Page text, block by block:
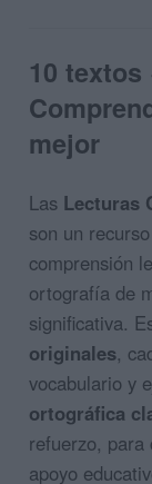
10 textos
mejor
Las Lecturas
son un
comprensión
ortografía de
significativa.
originales,
vocabulario y
ortográfica
refuerzo,
apoyo